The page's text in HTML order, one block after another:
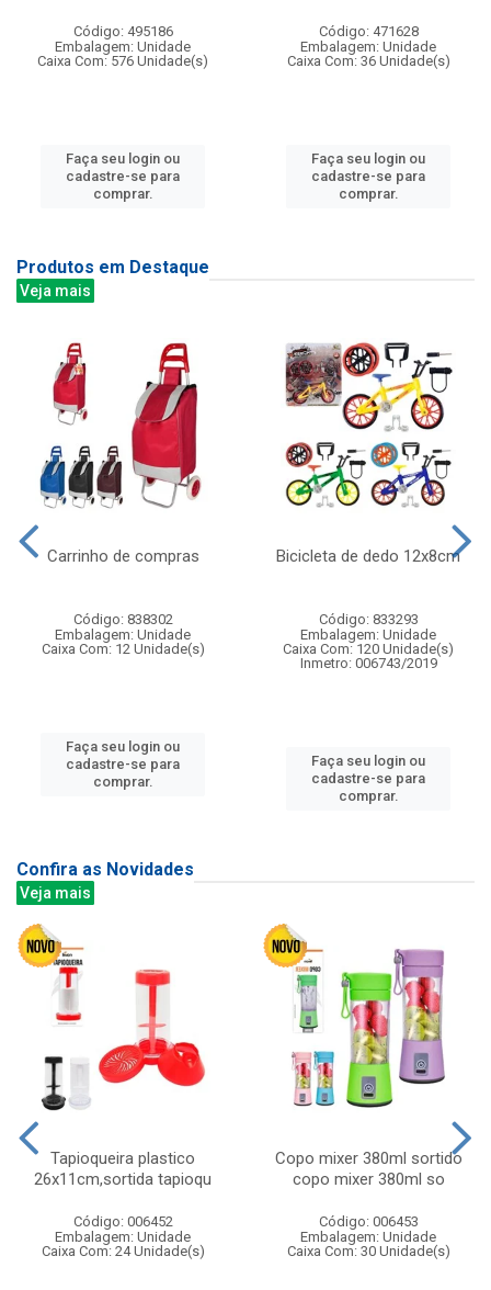
Código: 495186
Embalagem: Unidade
Caixa Com: 576 Unidade(s)
Faça seu login ou
cadastre-se para
comprar.
Código: 471628
Embalagem: Unidade
Caixa Com: 36 Unidade(s)
Faça seu login ou
cadastre-se para
comprar.
Produtos em Destaque
Veja mais
Carrinho de compras
Código: 838302
Embalagem: Unidade
Caixa Com: 12 Unidade(s)
Faça seu login ou
cadastre-se para
comprar.
Bicicleta de dedo 12x8cm
Código: 833293
Embalagem: Unidade
Caixa Com: 120 Unidade(s)
Inmetro: 006743/2019
Faça seu login ou
cadastre-se para
comprar.
Confira as Novidades
Veja mais
Tapioqueira plastico
26x11cm,sortida tapioqu
Código: 006452
Embalagem: Unidade
Caixa Com: 24 Unidade(s)
Copo mixer 380ml sortido
copo mixer 380ml so
Código: 006453
Embalagem: Unidade
Caixa Com: 30 Unidade(s)